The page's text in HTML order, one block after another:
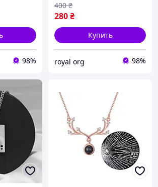
98%
280₴
400 ₴
Купить
royal org 98%